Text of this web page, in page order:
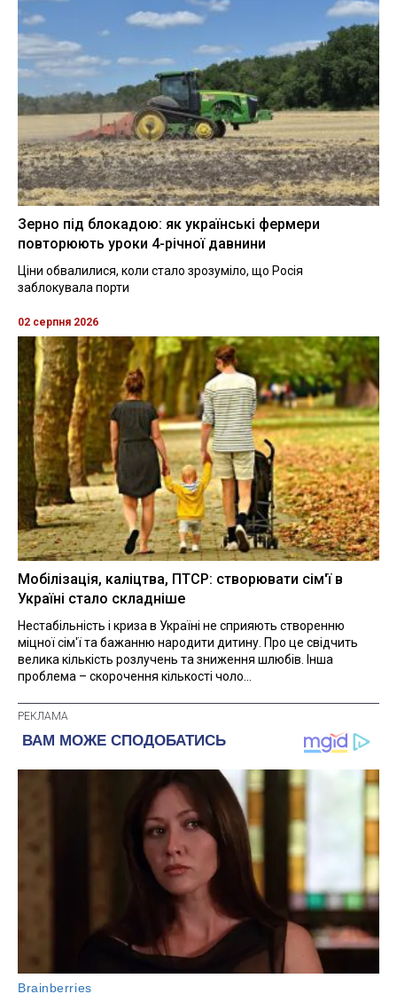
Зерно під блокадою: як українські фермери
повторюють уроки 4-річної давнини
Ціни обвалилися, коли стало зрозуміло, що Росія
заблокувала порти
02 серпня 2026
Мобілізація, каліцтва, ПТСР: створювати сім'ї в
Україні стало складніше
Нестабільність і криза в Україні не сприяють створенню
міцної сім'ї та бажанню народити дитину. Про це свідчить
велика кількість розлучень та зниження шлюбів. Інша
проблема – скорочення кількості чоло...